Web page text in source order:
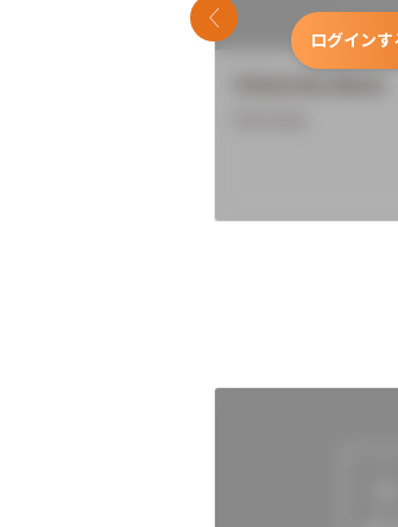
ログインす
前のスライド